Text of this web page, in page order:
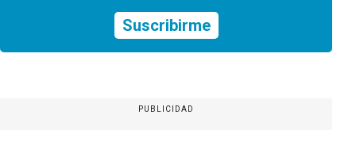
Suscribirme
PUBLICIDAD